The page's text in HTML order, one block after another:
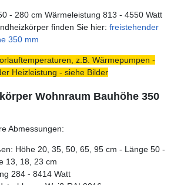
- 280 cm Wärmeleistung 813 - 4550 Watt
finden Sie hier: freistehender
350 mm
z.B. Wärmepumpen -
Heizleistung - siehe Bilder
Wohnraum Bauhöhe 350
Abmessungen:
Höhe 20, 35, 50, 65, 95 cm - Länge 50 -
13, 18, 23 cm
284 - 8414 Watt